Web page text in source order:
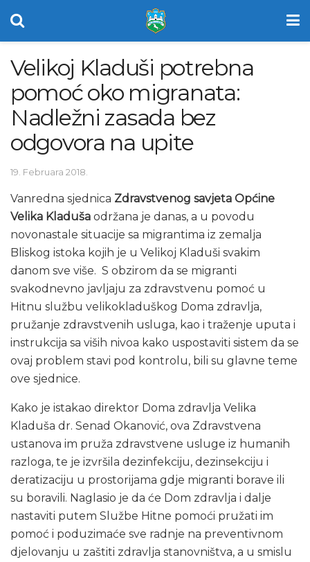
Velikoj Kladuši potrebna
pomoć oko migranata:
Nadležni zasada bez
odgovora na upite
19. Februara 2018.
Vanredna sjednica Zdravstvenog savjeta Općine
Velika Kladuša održana je danas, a u povodu
novonastale situacije sa migrantima iz zemalja
Bliskog istoka kojih je u Velikoj Kladuši svakim
danom sve više. S obzirom da se migranti
svakodnevno javljaju za zdravstvenu pomoć u
Hitnu službu velikokladuškog Doma zdravlja,
pružanje zdravstvenih usluga, kao i traženje uputa i
instrukcija sa viših nivoa kako uspostaviti sistem da se
ovaj problem stavi pod kontrolu, bili su glavne teme
ove sjednice.
Kako je istakao direktor Doma zdravlja Velika
Kladuša dr. Senad Okanović, ova Zdravstvena
ustanova im pruža zdravstvene usluge iz humanih
razloga, te je izvršila dezinfekciju, dezinsekciju i
deratizaciju u prostorijama gdje migranti borave ili
su boravili. Naglasio je da će Dom zdravlja i dalje
nastaviti putem Službe Hitne pomoći pružati im
pomoć i poduzimaće sve radnje na preventivnom
djelovanju u zaštiti zdravlja stanovništva, a u smislu